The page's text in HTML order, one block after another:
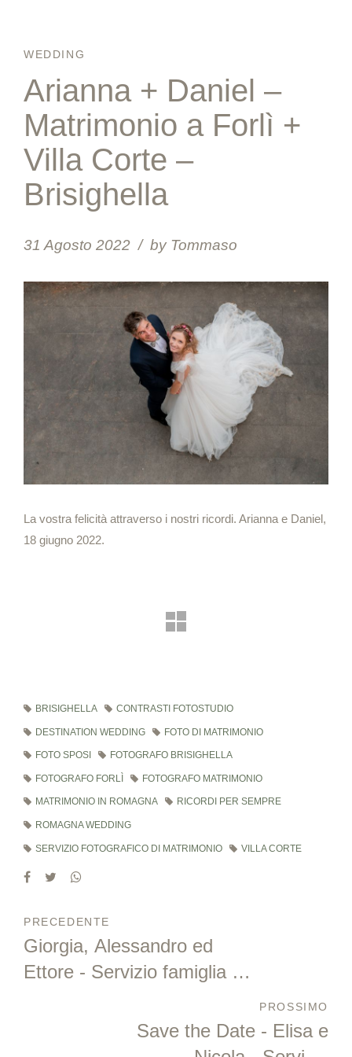
WEDDING
Arianna + Daniel –
Matrimonio a Forlì +
Villa Corte –
Brisighella
31 Agosto 2022 by Tommaso
La vostra felicità attraverso i nostri ricordi. Arianna e Daniel,
18 giugno 2022.
BRISIGHELLA CONTRASTI FOTOSTUDIO
DESTINATION WEDDING FOTO DI MATRIMONIO
FOTO SPOSI FOTOGRAFO BRISIGHELLA
FOTOGRAFO FORLÌ FOTOGRAFO MATRIMONIO
MATRIMONIO IN ROMAGNA RICORDI PER SEMPRE
ROMAGNA WEDDING
SERVIZIO FOTOGRAFICO DI MATRIMONIO VILLA CORTE
PRECEDENTE
Giorgia, Alessandro ed
Ettore - Servizio famiglia a
PROSSIMO
Save the Date - Elisa e